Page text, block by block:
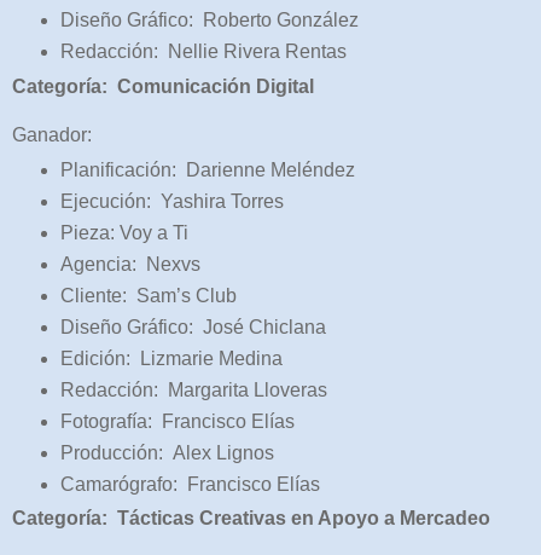
Diseño Gráfico: Roberto González
Redacción: Nellie Rivera Rentas
Categoría: Comunicación Digital
Ganador:
Planificación: Darienne Meléndez
Ejecución: Yashira Torres
Pieza: Voy a Ti
Agencia: Nexvs
Cliente: Sam’s Club
Diseño Gráfico: José Chiclana
Edición: Lizmarie Medina
Redacción: Margarita Lloveras
Fotografía: Francisco Elías
Producción: Alex Lignos
Camarógrafo: Francisco Elías
Categoría: Tácticas Creativas en Apoyo a Mercadeo